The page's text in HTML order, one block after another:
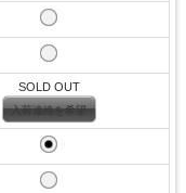
SOLD OUT
入荷連絡を希望